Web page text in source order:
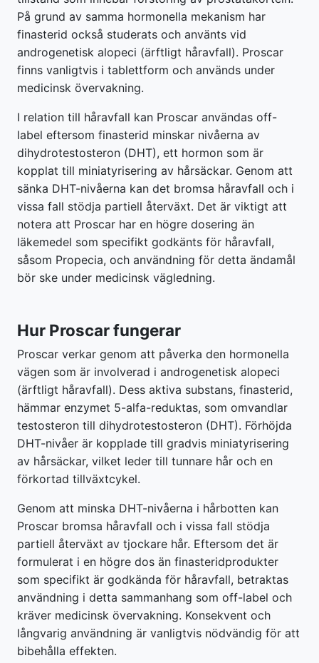
På grund av samma hormonella mekanism har
finasterid också studerats och använts vid
androgenetisk alopeci (ärftligt håravfall). Proscar
finns vanligtvis i tablettform och används under
medicinsk övervakning.
I relation till håravfall kan Proscar användas off-
label eftersom finasterid minskar nivåerna av
dihydrotestosteron (DHT), ett hormon som är
kopplat till miniatyrisering av hårsäckar. Genom att
sänka DHT-nivåerna kan det bromsa håravfall och i
vissa fall stödja partiell återväxt. Det är viktigt att
notera att Proscar har en högre dosering än
läkemedel som specifikt godkänts för håravfall,
såsom Propecia, och användning för detta ändamål
bör ske under medicinsk vägledning.
Hur Proscar fungerar
Proscar verkar genom att påverka den hormonella
vägen som är involverad i androgenetisk alopeci
(ärftligt håravfall). Dess aktiva substans, finasterid,
hämmar enzymet 5-alfa-reduktas, som omvandlar
testosteron till dihydrotestosteron (DHT). Förhöjda
DHT-nivåer är kopplade till gradvis miniatyrisering
av hårsäckar, vilket leder till tunnare hår och en
förkortad tillväxtcykel.
Genom att minska DHT-nivåerna i hårbotten kan
Proscar bromsa håravfall och i vissa fall stödja
partiell återväxt av tjockare hår. Eftersom det är
formulerat i en högre dos än finasteridprodukter
som specifikt är godkända för håravfall, betraktas
användning i detta sammanhang som off-label och
kräver medicinsk övervakning. Konsekvent och
långvarig användning är vanligtvis nödvändig för att
bibehålla effekten.